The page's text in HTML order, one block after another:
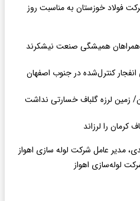
فولاد خوزستان به مناسبت روز
همراهان همیشگی صنعت نیشکرند
کنترل‌شده در جنوب اصفهان
مدیر عامل شرکت لوله سازی اهواز
لوله‌سازی اهواز